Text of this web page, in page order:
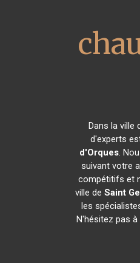
Dans la ville
d'experts
d'Orques.
suivant votre
compétitifs et
ville de Saint
les
N'hésitez pas